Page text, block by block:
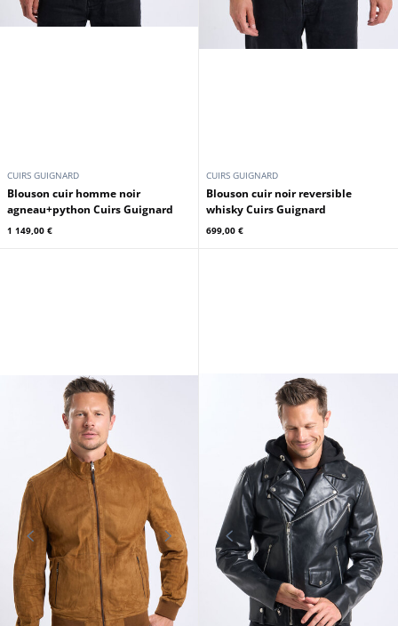
CUIRS GUIGNARD
Blouson cuir homme noir
agneau+python Cuirs Guignard
1 149,00 €
CUIRS GUIGNARD
Blouson cuir noir reversible
whisky Cuirs Guignard
699,00 €